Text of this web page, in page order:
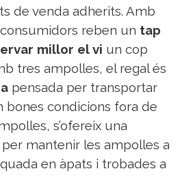
de venda adherits. Amb
reben un tap
millor el vi un cop
tres ampolles, el regal és
pensada per transportar
bones condicions fora de
s’ofereix una
per mantenir les ampolles a
en àpats i trobades a